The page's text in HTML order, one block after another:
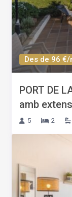
Des de 96
PORT DE
amb
5 2